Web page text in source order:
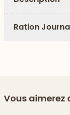
Ration
Vous aimerez